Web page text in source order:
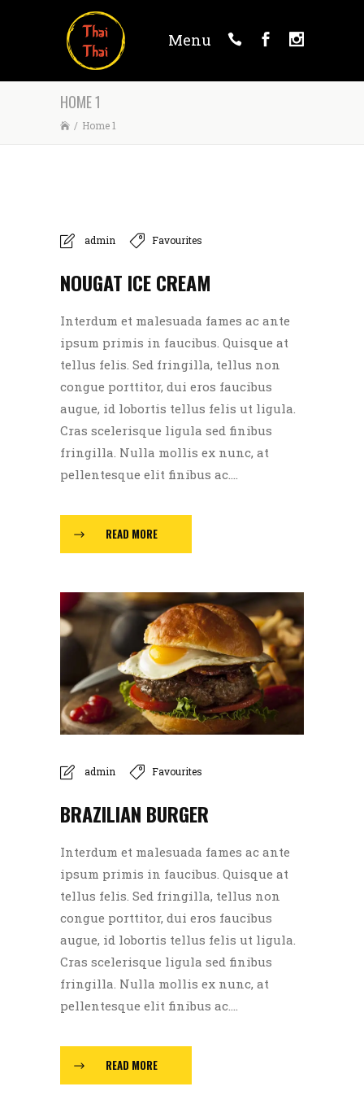
Menu
HOME 1
/ Home 1
admin Favourites
NOUGAT ICE CREAM
Interdum et malesuada fames ac ante
ipsum primis in faucibus. Quisque at
tellus felis. Sed fringilla, tellus non
congue porttitor, dui eros faucibus
augue, id lobortis tellus felis ut ligula.
Cras scelerisque ligula sed finibus
fringilla. Nulla mollis ex nunc, at
pellentesque elit finibus ac....
READ MORE
admin Favourites
BRAZILIAN BURGER
Interdum et malesuada fames ac ante
ipsum primis in faucibus. Quisque at
tellus felis. Sed fringilla, tellus non
congue porttitor, dui eros faucibus
augue, id lobortis tellus felis ut ligula.
Cras scelerisque ligula sed finibus
fringilla. Nulla mollis ex nunc, at
pellentesque elit finibus ac....
READ MORE